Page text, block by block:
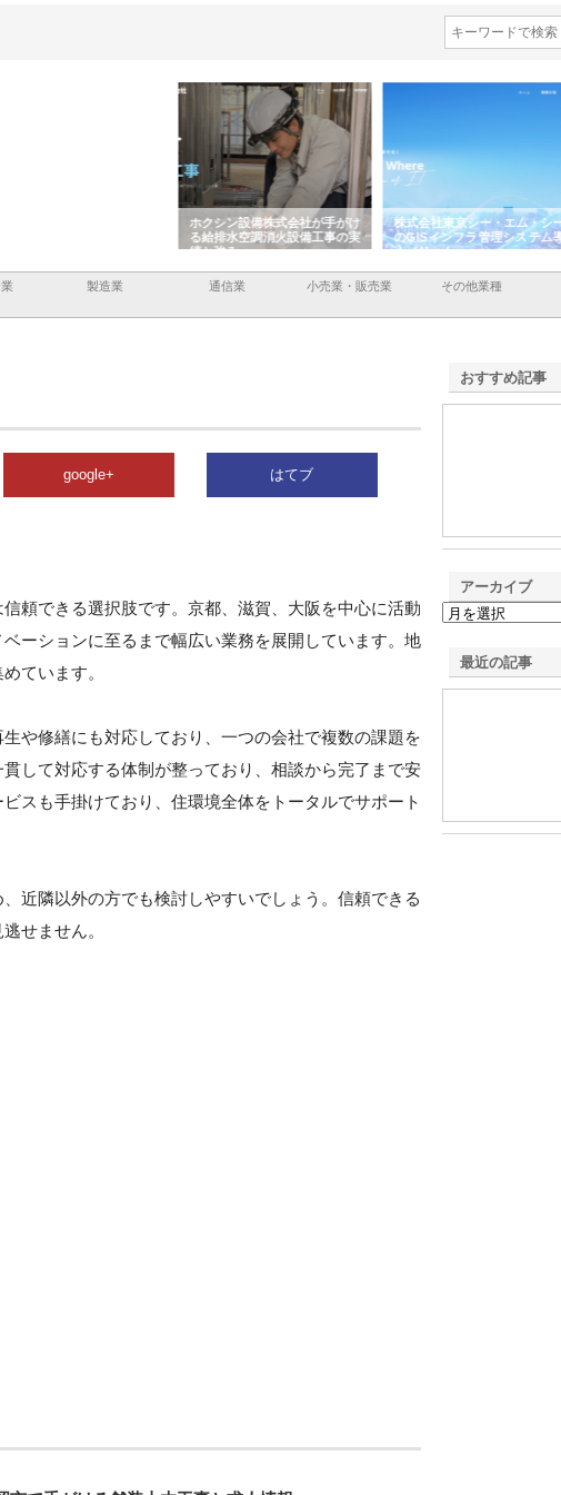
ホクシン設備株式会社が手がけ
る給排水空調消火設備工事の実
績と強み
株式会社東京シー・エム・シー
のGISインフラ管理システム導
入メリット
製造業 通信業 小売業・販売業 その他業種
google+ はてブ
信頼できる選択肢です。京都、滋賀、大阪を中心に活動
ーションに至るまで幅広い業務を展開しています。地
ています。
や修繕にも対応しており、一つの会社で複数の課題を
して対応する体制が整っており、相談から完了まで安
スも手掛けており、住環境全体をトータルでサポート
近隣以外の方でも検討しやすいでしょう。信頼できる
せません。
おすすめ記事
アーカイブ
最近の記事